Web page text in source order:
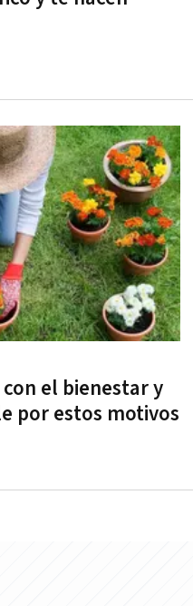
el bienestar y
por estos motivos